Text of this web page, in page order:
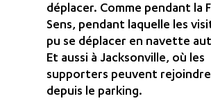
déplacer. Comme pendant la
Sens, pendant laquelle les
pu se déplacer en navette
Et aussi à Jacksonville, où les
supporters peuvent
depuis le parking.